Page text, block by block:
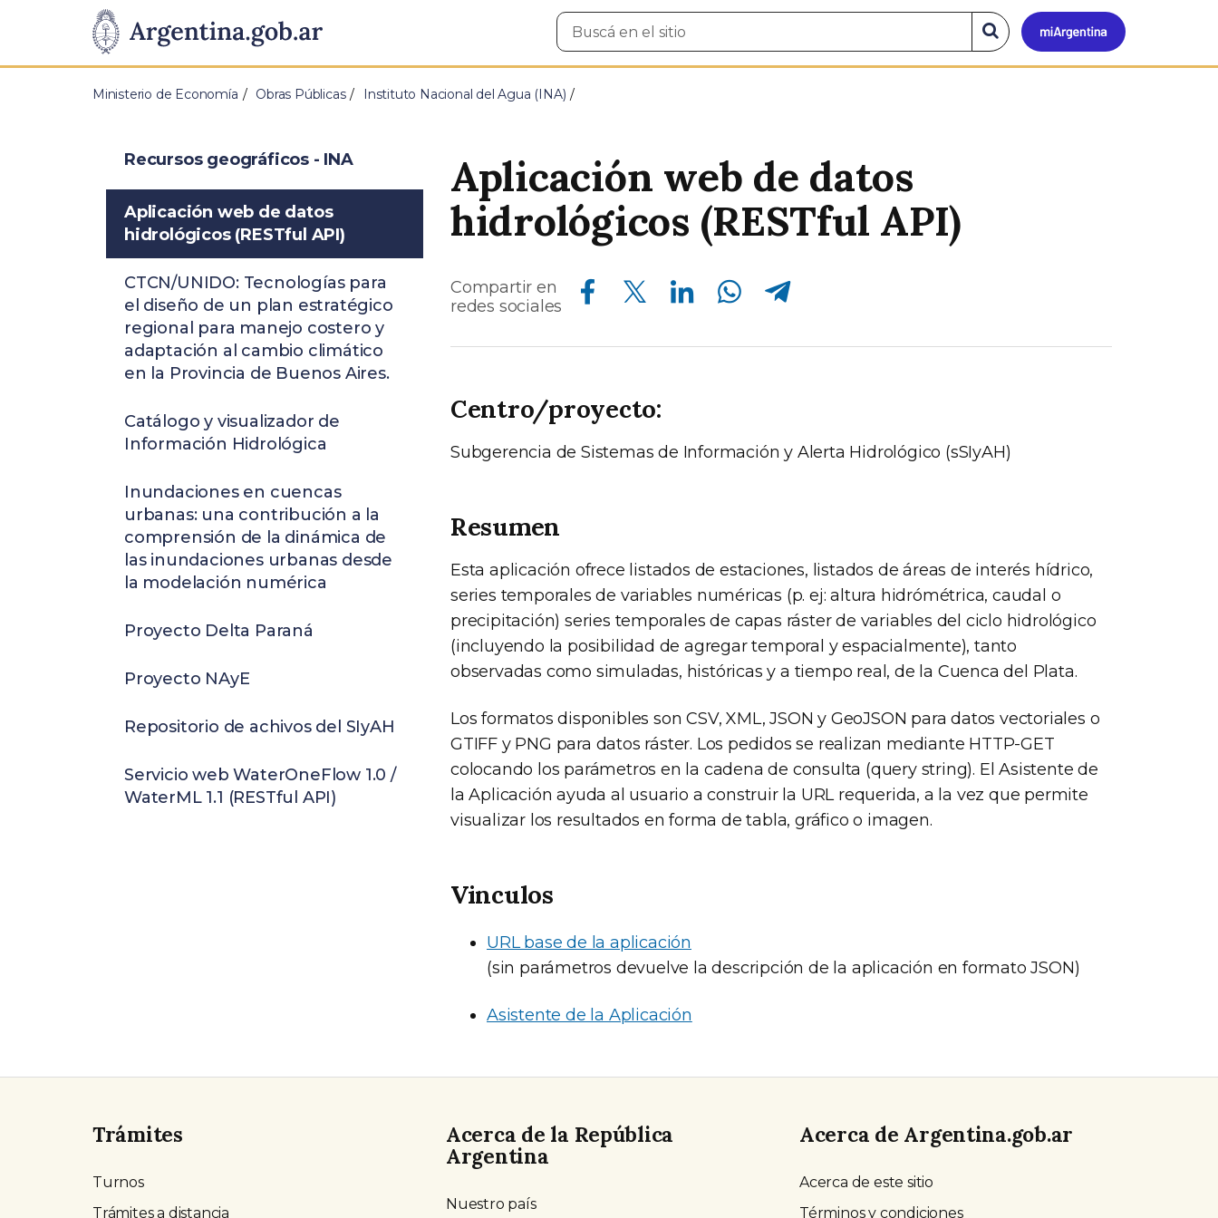
Presidencia
de
Pasar al contenido principal
Mi
Buscar
en
Buscar
en
el
Ministerio de Economía Obras Públicas Instituto Nacional del Agua (INA)
Aplicación web de datos
hidrológicos (RESTful API)
Compartir en
redes sociales
Compartir en Facebook Compartir en Twitter Compartir en Linkedin Compartir en Whatsapp Compartir en Telegram
Centro/proyecto:
Subgerencia de Sistemas de Información y Alerta Hidrológico (sSIyAH)
Resumen
Esta aplicación ofrece listados de estaciones, listados de áreas de interés hídrico,
series temporales de variables numéricas (p. ej: altura hidrómétrica, caudal o
precipitación) series temporales de capas ráster de variables del ciclo hidrológico
(incluyendo la posibilidad de agregar temporal y espacialmente), tanto
observadas como simuladas, históricas y a tiempo real, de la Cuenca del Plata.
Los formatos disponibles son CSV, XML, JSON y GeoJSON para datos vectoriales o
GTIFF y PNG para datos ráster. Los pedidos se realizan mediante HTTP-GET
colocando los parámetros en la cadena de consulta (query string). El Asistente de
la Aplicación ayuda al usuario a construir la URL requerida, a la vez que permite
visualizar los resultados en forma de tabla, gráfico o imagen.
Vinculos
URL base de la aplicación
(sin parámetros devuelve la descripción de la aplicación en formato JSON)
Asistente de la Aplicación
Recursos geográficos - INA
Aplicación web de datos
hidrológicos (RESTful API)
CTCN/UNIDO: Tecnologías para
el diseño de un plan estratégico
regional para manejo costero y
adaptación al cambio climático
en la Provincia de Buenos Aires.
Catálogo y visualizador de
Información Hidrológica
Inundaciones en cuencas
urbanas: una contribución a la
comprensión de la dinámica de
las inundaciones urbanas desde
la modelación numérica
Proyecto Delta Paraná
Proyecto NAyE
Repositorio de achivos del SIyAH
Servicio web WaterOneFlow 1.0 /
WaterML 1.1 (RESTful API)
Trámites
Turnos
Trámites a distancia
Acerca de la República
Argentina
Nuestro país
Acerca de Argentina.gob.ar
Acerca de este sitio
Términos y condiciones